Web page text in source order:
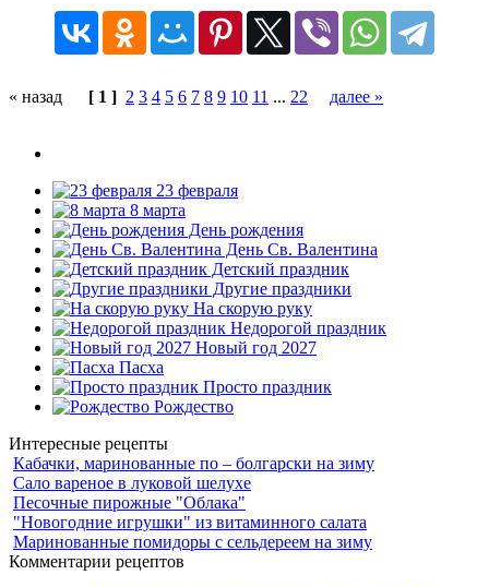
« назад [ 1 ] 2 3 4 5 6 7 8 9 10 11 ... 22 далее »
23 февраля
8 марта
День рождения
День Св. Валентина
Детский праздник
Другие праздники
На скорую руку
Недорогой праздник
Новый год 2027
Пасха
Просто праздник
Рождество
Интересные рецепты
Кабачки, маринованные по – болгарски на зиму
Сало вареное в луковой шелухе
Песочные пирожные "Облака"
"Новогодние игрушки" из витаминного салата
Маринованные помидоры с сельдереем на зиму
Комментарии рецептов